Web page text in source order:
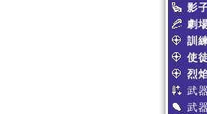
影
劇
訓
使
烈
武
武